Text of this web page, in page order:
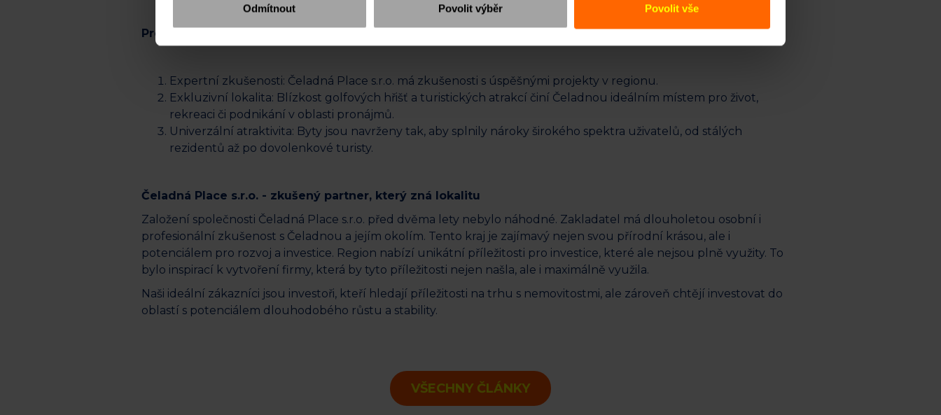
Odmítnout Povolit výběr Povolit vše
Proč do projektu investovat
Expertní zkušenosti: Čeladná Place s.r.o. má zkušenosti s úspěšnými projekty v regionu.
Exkluzivní lokalita: Blízkost golfových hřišť a turistických atrakcí činí Čeladnou ideálním místem pro život,
rekreaci či podnikání v oblasti pronájmů.
Univerzální atraktivita: Byty jsou navrženy tak, aby splnily nároky širokého spektra uživatelů, od stálých
rezidentů až po dovolenkové turisty.
Čeladná Place s.r.o. - zkušený partner, který zná lokalitu
Založení společnosti Čeladná Place s.r.o. před dvěma lety nebylo náhodné. Zakladatel má dlouholetou osobní i
profesionální zkušenost s Čeladnou a jejím okolím. Tento kraj je zajímavý nejen svou přírodní krásou, ale i
potenciálem pro rozvoj a investice. Region nabízí unikátní příležitosti pro investice, které ale nejsou plně využity. To
bylo inspirací k vytvoření firmy, která by tyto příležitosti nejen našla, ale i maximálně využila.
Naši ideální zákazníci jsou investoři, kteří hledají příležitosti na trhu s nemovitostmi, ale zároveň chtějí investovat do
oblastí s potenciálem dlouhodobého růstu a stability.
VŠECHNY ČLÁNKY